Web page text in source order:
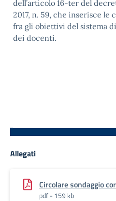
dell’articolo 16-ter del
2017, n. 59, che inserisce
fra gli obiettivi del sistema
dei docenti.
Allegati
Circolare sondaggio
pdf - 159 kb